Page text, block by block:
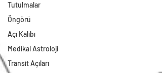
Tutulmalar
Öngörü
Açı Kalıbı
Medikal Astroloji
Transit Açıları